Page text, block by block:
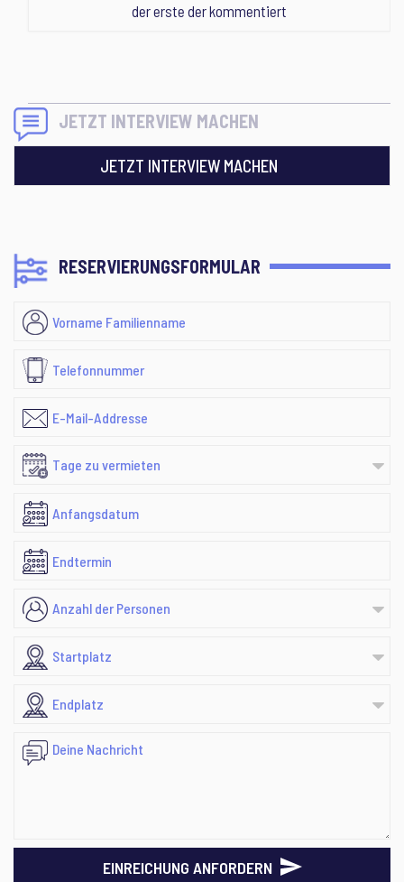
der erste der kommentiert
JETZT INTERVIEW MACHEN
JETZT INTERVIEW MACHEN
RESERVIERUNGSFORMULAR
EINREICHUNG ANFORDERN